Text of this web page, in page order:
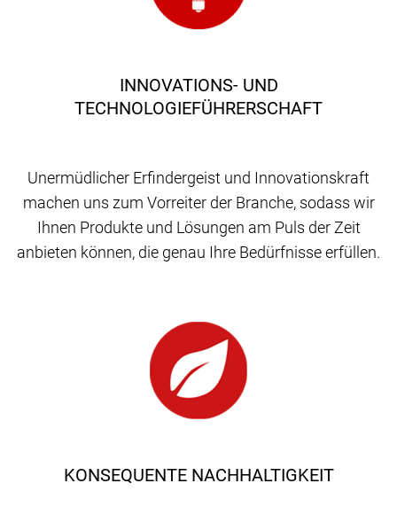
KONSEQUENTE NACHHALTIGKEIT
INNOVATIONS- UND
TECHNOLOGIEFÜHRERSCHAFT
Unermüdlicher Erfindergeist und Innovationskraft
machen uns zum Vorreiter der Branche, sodass wir
Ihnen Produkte und Lösungen am Puls der Zeit
anbieten können, die genau Ihre Bedürfnisse erfüllen.